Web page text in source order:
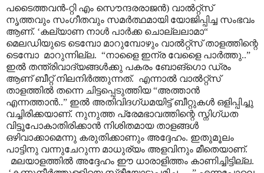
പടൈത്തവൻ-റ്റി എം സൌന്ദരരാജൻ) വാൽറ്റ്സ്
നൃത്തവും സംഗീതവും സമർത്ഥമായി യോജിപ്പിച്ച സംഭവം
ആണ്. ‘കല്യാണ നാൾ പാർക്ക ചൊല്ലലാമാ“
മെലഡിയുടെ ടെമ്പോ മാറുമ്പോഴും വാൽറ്റ്സ് താളത്തിന്റെ
ടെമ്പോ മാറുന്നില്ല. “നാളൈ ഇന്ര വേളൈ പാർത്തു..”
ഇൽ തന്ത്രിവാദ്യങ്ങൾക്കു പകരം ബോങ്ഗൊ ഡ്രം
ആണ് ബീറ്റ് നിലനിർത്തുന്നത്. എന്നാൽ വാൽറ്റ്സ്
താളത്തിൽ തന്നെ ചിട്ടപ്പെടുത്തിയ “അത്താൻ
എന്നത്താൻ..” ഇൽ അതിവിദഗ്ധമയിട്ട് ബീറ്റുകൾ ഒളിപ്പിച്ചു
വച്ചിരിക്കയാണ്. നുനുത്ത പ്രേമഭാവത്തിന്റെ സ്നിഗ്ധത
വിട്ടൂപോകാതിരിക്കാൻ നിശിതമായ താളങ്ങൾ
ഒഴിവാക്കാമെന്നു കരുതിക്കാണും അദ്ദേഹം. ഇതുമൂലം
പാട്ടിനു വന്നുചേറുന്ന മാധുര്യം അളവിനും മീതെയാണ്.
മലയാളത്തിൽ അദ്ദേഹം ഈ ധാരാളിത്തം കാണിച്ചിട്ടില്ല.